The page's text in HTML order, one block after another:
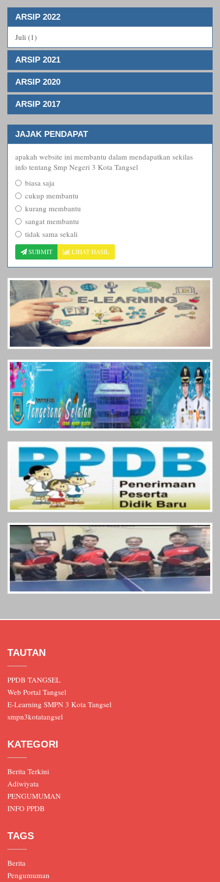
ARSIP 2022
Juli (1)
ARSIP 2021
ARSIP 2020
ARSIP 2017
JAJAK PENDAPAT
apakah website ini membantu dalam mendapatkan sekilas
info tentang Smp Negeri 3 Kota Tangsel
biasa saja
cukup membantu
kurang membantu
sangat membantu
tidak sama sekali
SUBMIT LIHAT HASIL
TAUTAN
PPDB TANGSEL
Web Portal Tangsel
E-Learning SMPN 3 Kota Tangsel
smpn3kotatangsel
KATEGORI
Berita Terkini
Adiwiyata
PENGUMUMAN
INFO PPDB
TAGS
Berita
Pengumuman